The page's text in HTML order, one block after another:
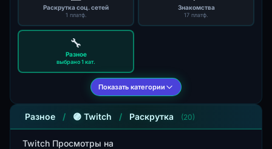
Раскрутка соц. сетей
1 платф.
Знакомства
17 платф.
🔧
Разное
выбрано 1 кат.
Показать категории
Разное / 🟣 Twitch / Раскрутка (20)
Twitch Просмотры на